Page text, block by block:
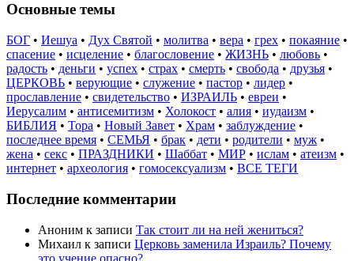
Основные темы
БОГ • Иешуа • Дух Святой • молитва • вера • грех • покаяние •
спасение • исцеление • благословение • ЖИЗНЬ • любовь •
радость • деньги • успех • страх • смерть • свобода • друзья •
ЦЕРКОВЬ • верующие • служение • пастор • лидер •
прославление • свидетельство • ИЗРАИЛЬ • евреи •
Иерусалим • антисемитизм • Холокост • алия • иудаизм •
БИБЛИЯ • Тора • Новый Завет • Храм • заблуждение •
последнее время • СЕМЬЯ • брак • дети • родители • муж •
жена • секс • ПРАЗДНИКИ • Шаббат • МИР • ислам • атеизм •
интернет • археология • гомосексуализм • ВСЕ ТЕГИ
Последние комментарии
Аноним к записи Так стоит ли на ней жениться?
Михаил к записи Церковь заменила Израиль? Почему
это учение опасно?